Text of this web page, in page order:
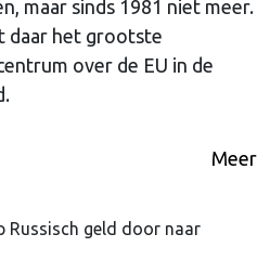
maar sinds 1981 niet meer.
daar het grootste
over de EU in de
Meer
Russisch geld door naar